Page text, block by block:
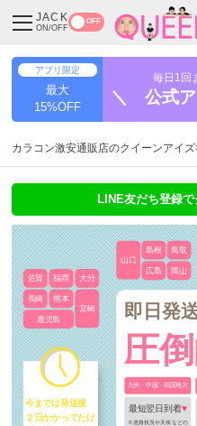
JACK
ON/OFF
OFF
アプリ限定
最大
15%OFF
毎日1回
＼ 公式ア
カラコン激安通販店のクイーンアイズ
LINE友だち登録
佐賀 福岡 大分
長崎 熊本
宮崎
鹿児島
今までは発送後
２日かかってたけ
山口
島根 鳥取
広島 岡山
即日発
圧
九州・中国・四国地方
最短翌日到着♥
※道路状況や天候などの